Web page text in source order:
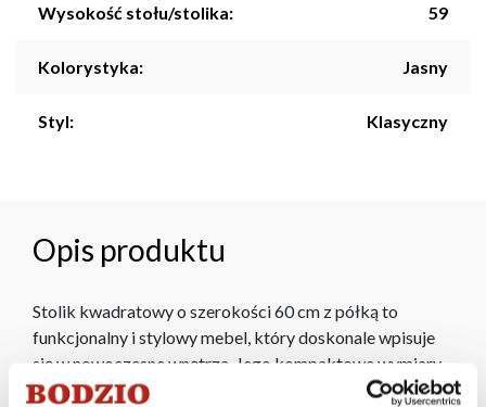
Wysokość stołu/stolika: 59
Kolorystyka: Jasny
Styl: Klasyczny
Opis produktu
Stolik kwadratowy o szerokości 60 cm z półką to
funkcjonalny i stylowy mebel, który doskonale wpisuje
się w nowoczesne wnętrza. Jego kompaktowe wymiary
sprawiają, że jest idealny do mniejszych przestrzeni,